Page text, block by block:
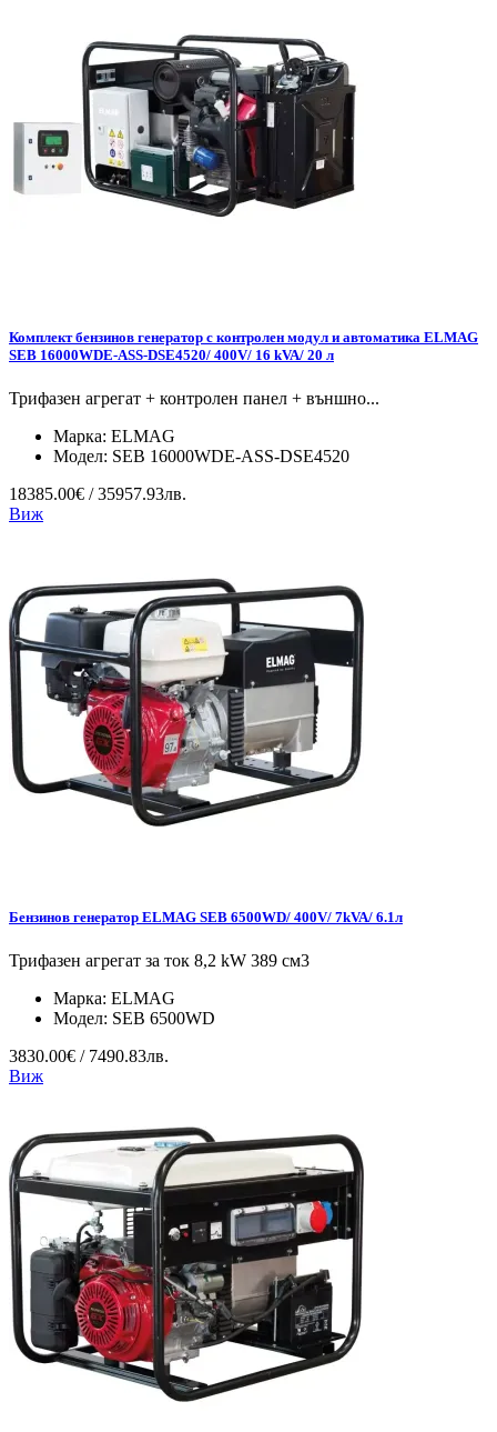
Комплект бензинов генератор с контролен модул и автоматика ELMAG
SEB 16000WDE-ASS-DSE4520/ 400V/ 16 kVA/ 20 л
Трифазен агрегат + контролен панел + външно...
Марка: ELMAG
Модел: SEB 16000WDE-ASS-DSE4520
18385.00€ / 35957.93лв.
Виж
Бензинов генератор ELMAG SEB 6500WD/ 400V/ 7kVA/ 6.1л
Трифазен агрегат за ток 8,2 kW 389 см3
Марка: ELMAG
Модел: SEB 6500WD
3830.00€ / 7490.83лв.
Виж